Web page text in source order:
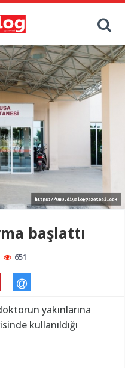
başlattı
651
yakınlarına
kullanıldığı